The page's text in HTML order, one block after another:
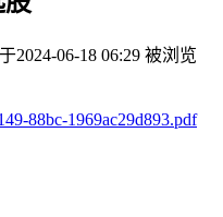
2024-06-18 06:29 被浏览
88bc-1969ac29d893.pdf